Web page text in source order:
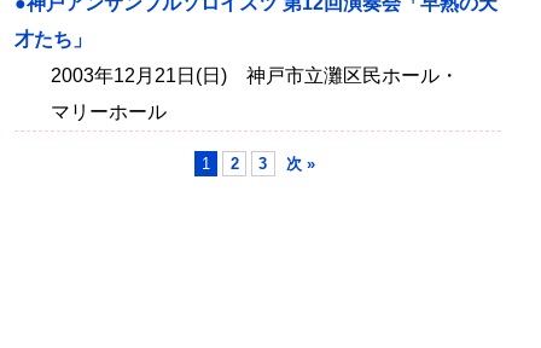
才たち」
2003年12月21日(日) 神戸市立灘区民ホール・
マリーホール
1 2 3 次 »